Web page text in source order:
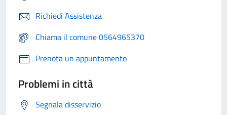
Richiedi Assistenza
Chiama il comune 0564965370
Prenota un appuntamento
Problemi in città
Segnala disservizio